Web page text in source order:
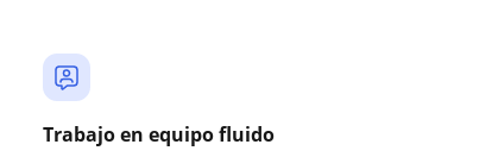
Trabajo en equipo fluido